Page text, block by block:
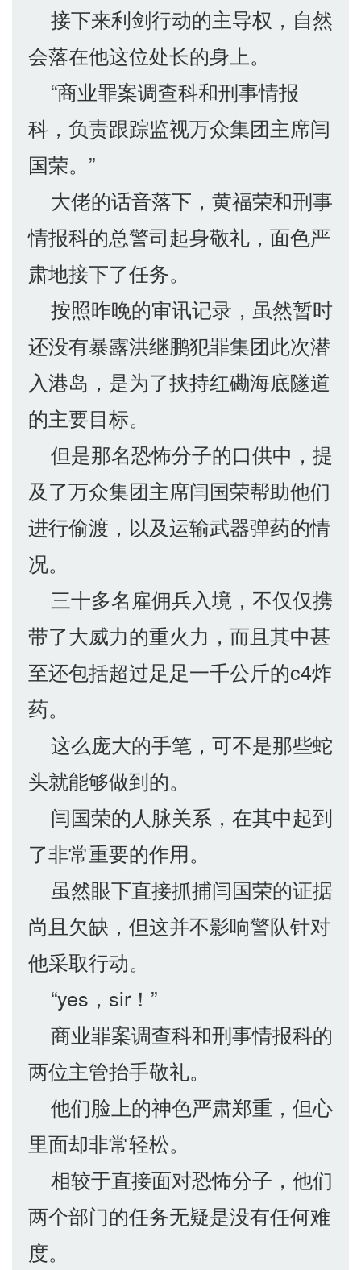
接下来利剑行动的主导权，自然
会落在他这位处长的身上。
“商业罪案调查科和刑事情报
科，负责跟踪监视万众集团主席闫
国荣。”
大佬的话音落下，黄福荣和刑事
情报科的总警司起身敬礼，面色严
肃地接下了任务。
按照昨晚的审讯记录，虽然暂时
还没有暴露洪继鹏犯罪集团此次潜
入港岛，是为了挟持红磡海底隧道
的主要目标。
但是那名恐怖分子的口供中，提
及了万众集团主席闫国荣帮助他们
进行偷渡，以及运输武器弹药的情
况。
三十多名雇佣兵入境，不仅仅携
带了大威力的重火力，而且其中甚
至还包括超过足足一千公斤的c4炸
药。
这么庞大的手笔，可不是那些蛇
头就能够做到的。
闫国荣的人脉关系，在其中起到
了非常重要的作用。
虽然眼下直接抓捕闫国荣的证据
尚且欠缺，但这并不影响警队针对
他采取行动。
“yes，sir！”
商业罪案调查科和刑事情报科的
两位主管抬手敬礼。
他们脸上的神色严肃郑重，但心
里面却非常轻松。
相较于直接面对恐怖分子，他们
两个部门的任务无疑是没有任何难
度。